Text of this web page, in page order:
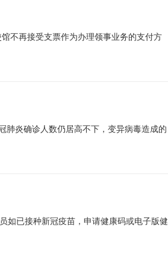
不再接受支票作为办理领事业务的支付方
肺炎确诊人数仍居高不下，变异病毒造成的
如已接种新冠疫苗，申请健康码或电子版健